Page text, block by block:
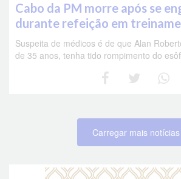
Cabo da PM morre após se
durante refeição em
Suspeita de médicos é de que Alan
de 35 anos, tenha tido rompimento do
Carregar mais notícias